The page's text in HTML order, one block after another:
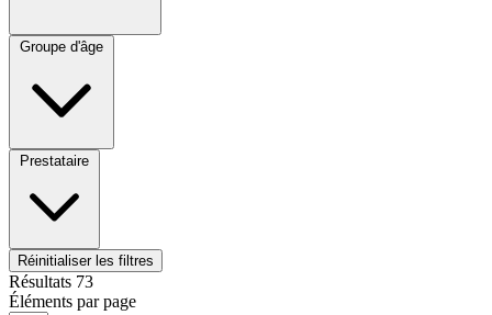
Groupe d'âge
Prestataire
Réinitialiser les filtres
Résultats 73
Éléments par page